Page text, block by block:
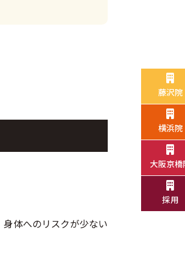
藤沢院
横浜院
大阪京橋
採用
体へのリスクが少ない